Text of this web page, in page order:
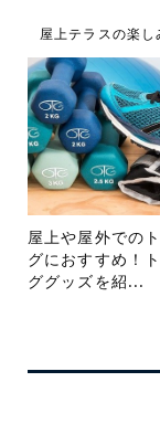
屋上テラスの楽し
屋上や屋外での
グにおすすめ！
ググッズを紹...